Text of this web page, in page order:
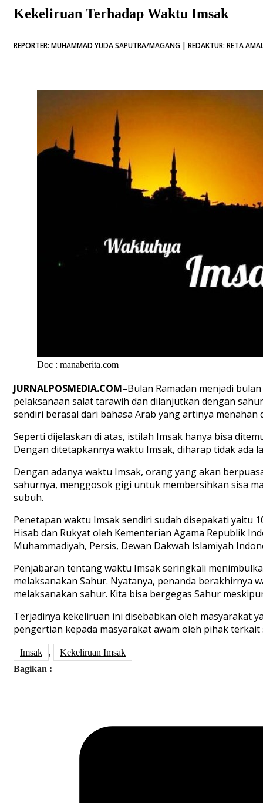
Kekeliruan Terhadap Waktu Imsak
REPORTER: MUHAMMAD YUDA SAPUTRA/MAGANG | REDAKTUR: RETA
Doc : manaberita.com
JURNALPOSMEDIA.COM–Bulan Ramadan menjadi
pelaksanaan salat tarawih dan dilanjutkan dengan
sendiri berasal dari bahasa Arab yang artinya
Seperti dijelaskan di atas, istilah Imsak hanya bisa
Dengan ditetapkannya waktu Imsak, diharap tidak ada
Dengan adanya waktu Imsak, orang yang akan
sahurnya, menggosok gigi untuk membersihkan sisa
subuh.
Penetapan waktu Imsak sendiri sudah disepakati yaitu
Hisab dan Rukyat oleh Kementerian Agama Republik
Muhammadiyah, Persis, Dewan Dakwah Islamiyah
Penjabaran tentang waktu Imsak seringkali
melaksanakan Sahur. Nyatanya, penanda berakhirnya
melaksanakan sahur. Kita bisa bergegas Sahur
Terjadinya kekeliruan ini disebabkan oleh masyarakat
pengertian kepada masyarakat awam oleh pihak
Imsak ,
Kekeliruan Imsak
Bagikan :